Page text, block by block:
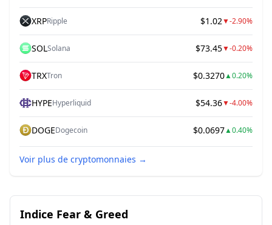
XRPRipple $1.02▼-2.90%
SOLSolana $73.45▼-0.20%
TRXTron $0.3270▲0.20%
HYPEHyperliquid $54.36▼-4.00%
DOGEDogecoin $0.0697▲0.40%
Voir plus de cryptomonnaies →
Indice Fear & Greed